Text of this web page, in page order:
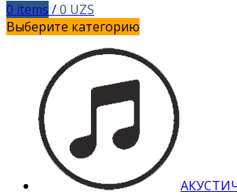
0 items /0 UZS
Выберите категорию